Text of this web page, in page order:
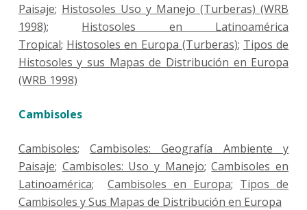
Paisaje; Histosoles Uso y Manejo (Turberas) (WRB
1998); Histosoles en Latinoamérica
Tropical; Histosoles en Europa (Turberas); Tipos de
Histosoles y sus Mapas de Distribución en Europa
(WRB 1998)
Cambisoles
Cambisoles;Cambisoles: Geografía Ambiente y
Paisaje; Cambisoles: Uso y Manejo;Cambisoles en
Latinoamérica; Cambisoles en Europa; Tipos de
Cambisoles y Sus Mapas de Distribución en Europa